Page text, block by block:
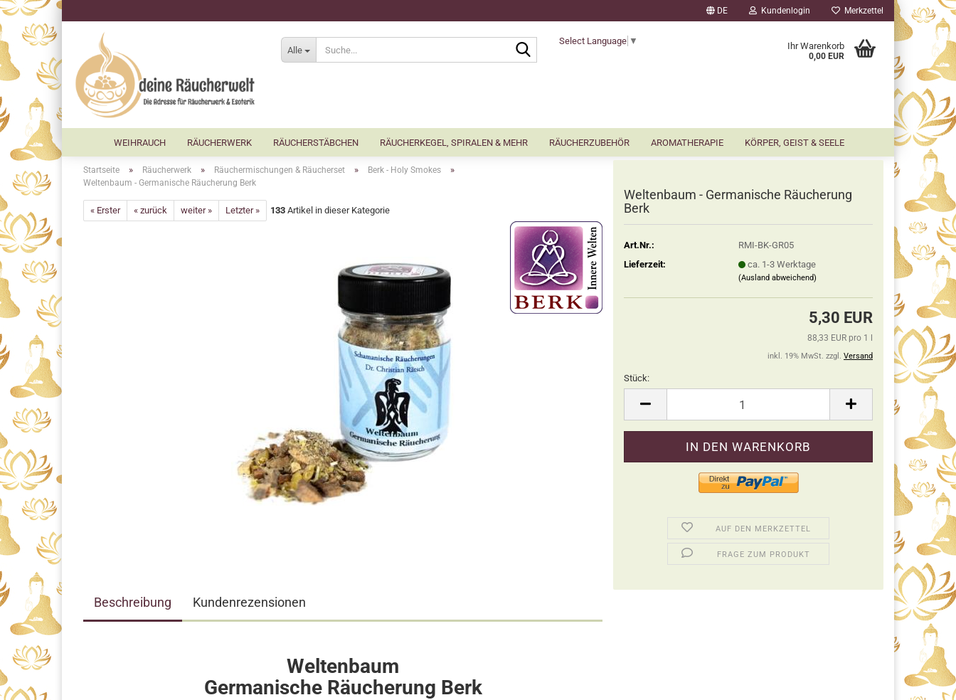
DE Kundenlogin Merkzettel
Alle
Suche...Select Language ▼ Ihr Warenkorb
0,00 EUR
WEIHRAUCH RÄUCHERWERK RÄUCHERSTÄBCHEN RÄUCHERKEGEL, SPIRALEN & MEHR RÄUCHERZUBEHÖR AROMATHERAPIE KÖRPER, GEIST & SEELE
Startseite » Räucherwerk » Räuchermischungen & Räucherset » Berk - Holy Smokes »
Weltenbaum - Germanische Räucherung Berk
« Erster « zurück weiter » Letzter » 133 Artikel in dieser Kategorie
Weltenbaum - Germanische Räucherung
Berk
Art.Nr.:
RMI-BK-GR05
Lieferzeit:
ca. 1-3 Werktage
(Ausland abweichend)
5,30 EUR
88,33 EUR pro 1 l
inkl. 19% MwSt. zzgl. Versand
Stück:
Stück
AUF DEN MERKZETTEL
FRAGE ZUM PRODUKT
Beschreibung Kundenrezensionen
Weltenbaum
Germanische Räucherung Berk